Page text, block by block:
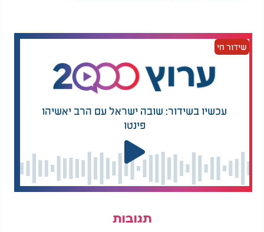
שידור חי
עכשיו בשידור: שובה ישראל עם הרב יאשיהו
פינטו
תגובות